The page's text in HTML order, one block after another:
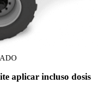
aplicar incluso dosis